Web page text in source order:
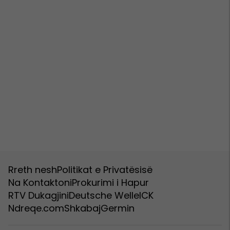
Rreth neshPolitikat e Privatësisë
Na KontaktoniProkurimi i Hapur
RTV DukagjiniDeutsche WelleICK
Ndreqe.comShkabajGermin